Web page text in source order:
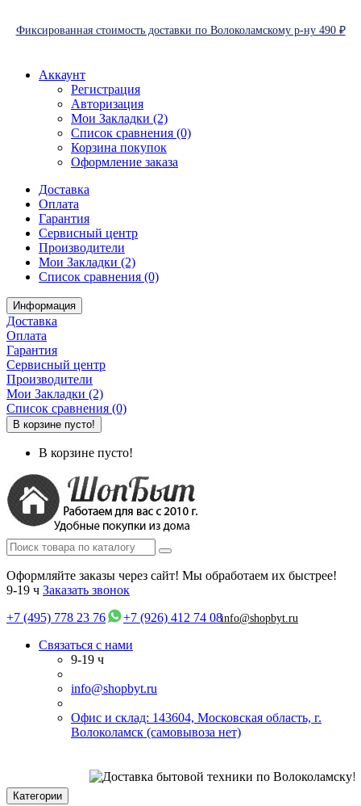
Фиксированная стоимость доставки по Волоколамскому р-ну 490 ₽
Аккаунт
Регистрация
Авторизация
Мои Закладки (2)
Список сравнения (0)
Корзина покупок
Оформление заказа
Доставка
Оплата
Гарантия
Сервисный центр
Производители
Мои Закладки (2)
Список сравнения (0)
Информация
Доставка
Оплата
Гарантия
Сервисный центр
Производители
Мои Закладки (2)
Список сравнения (0)
В корзине пусто!
В корзине пусто!
Оформляйте заказы через сайт! Мы обработаем их быстрее!
9-19 ч Заказать звонок
+7 (495) 778 23 76
+7 (926) 412 74 08info@shopbyt.ru
Связаться с нами
9-19 ч
info@shopbyt.ru
Офис и склад: 143604, Московская область, г.
Волоколамск (самовывоза нет)
СО
Категории